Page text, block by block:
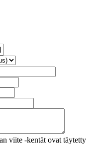
viite -kentät ovat täytetty